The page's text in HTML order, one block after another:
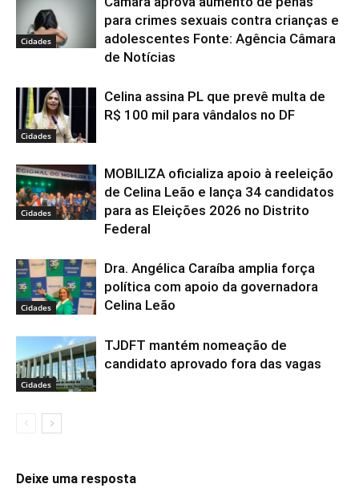
Cidades
para crimes sexuais contra crianças e
adolescentes Fonte: Agência Câmara
de Notícias
Cidades
Celina assina PL que prevê multa de
R$ 100 mil para vândalos no DF
Cidades
MOBILIZA oficializa apoio à reeleição
de Celina Leão e lança 34 candidatos
para as Eleições 2026 no Distrito
Federal
Cidades
Dra. Angélica Caraíba amplia força
política com apoio da governadora
Celina Leão
Cidades
TJDFT mantém nomeação de
candidato aprovado fora das vagas
Deixe uma resposta